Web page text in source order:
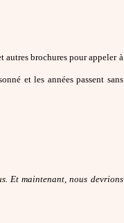
brochures pour appeler à
et les années passent sans
Et maintenant, nous devrions